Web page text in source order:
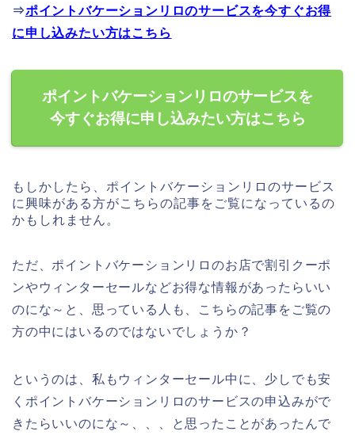
⇒ポイントバケーションリロのサービスを今すぐお得
に申し込みたい方はこちら
ポイントバケーションリロのサービスを
今すぐお得に申し込みたい方はこちら
もしかしたら、ポイントバケーションリロのサービス
に興味がある方がこちらの記事をご覧になっているの
かもしれません。
ただ、ポイントバケーションリロのお店で割引クーポ
ンやウィンターセールなどお得な情報があったらいい
のにな～と、思っている人も、こちらの記事をご覧の
方の中にはいるのではないでしょうか？
というのは、私もウィンターセール中に、少しでも安
くポイントバケーションリロのサービスの申込みがで
きたらいいのにな～、、、と思ったことがあったんで